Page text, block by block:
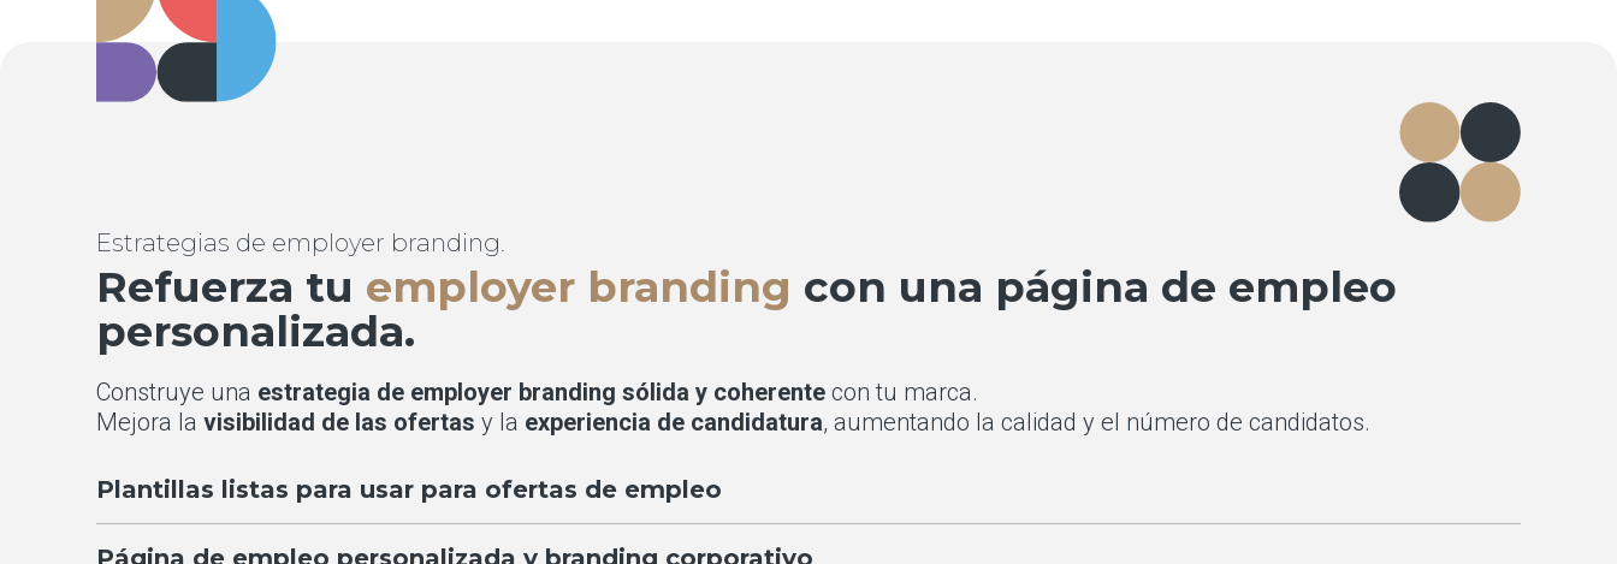
Estrategias de employer branding.
Refuerza tu employer branding con una página de empleo
personalizada.
Construye una estrategia de employer branding sólida y coherente con tu marca.
Mejora la visibilidad de las ofertas y la experiencia de candidatura, aumentando la calidad y el número de candidatos.
Plantillas listas para usar para ofertas de empleo
Página de empleo personalizada y branding corporativo